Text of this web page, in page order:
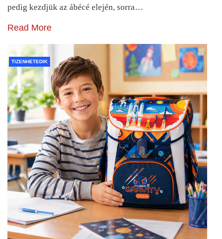
pedig kezdjük az ábécé elején, sorra…
Read More
TIZENHETEDIK